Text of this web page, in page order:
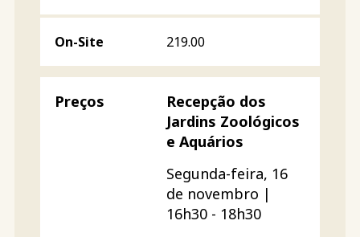
219.00
Recepção dos
Jardins Zoológicos
e Aquários
Segunda-feira, 16
de novembro |
16h30 - 18h30